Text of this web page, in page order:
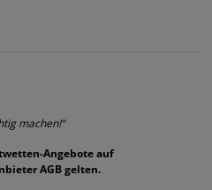
machen!“
Angebote auf
AGB gelten.